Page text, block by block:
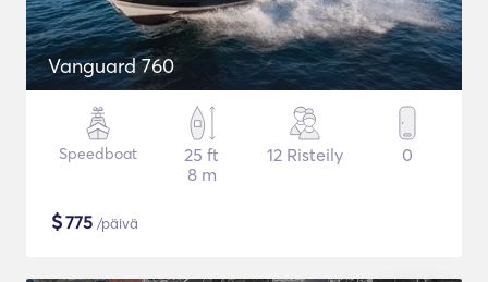
Vanguard 760
Speedboat
25 ft
8 m
12 Risteily 0
$775 /päivä